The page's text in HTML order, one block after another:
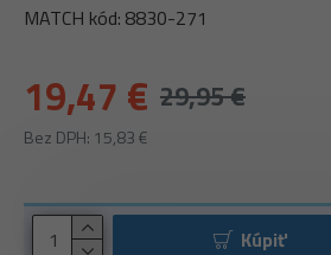
19,47 € 29,95 €
Bez DPH: 15,83 €
MATCH kód: 8830-271
Kúpiť